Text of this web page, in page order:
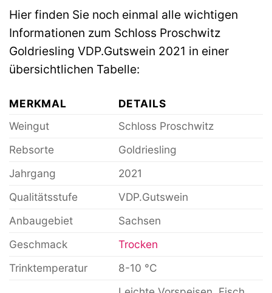
Hier finden Sie noch einmal alle wichtigen
Informationen zum Schloss Proschwitz
Goldriesling VDP.Gutswein 2021 in einer
übersichtlichen Tabelle:
MERKMAL
DETAILS
Weingut
Schloss Proschwitz
Rebsorte
Goldriesling
Jahrgang
2021
Qualitätsstufe
VDP.Gutswein
Anbaugebiet
Sachsen
Geschmack
Trocken
Trinktemperatur
8-10 °C